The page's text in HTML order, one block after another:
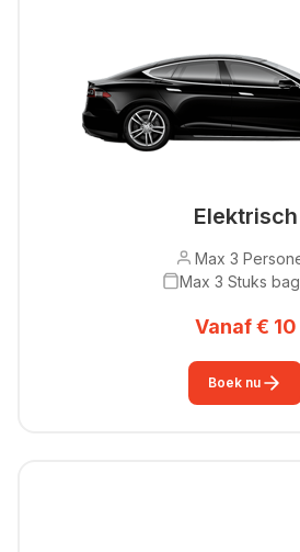
Elektrisch
Max 3
Max 3 Stuks
Vanaf € 10
Boek nu